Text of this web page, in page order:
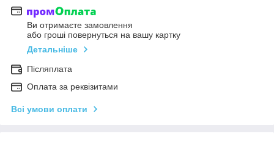
Ви отримаєте замовлення
або гроші повернуться на вашу картку
Детальніше
Післяплата
Оплата за реквізитами
Всі умови оплати